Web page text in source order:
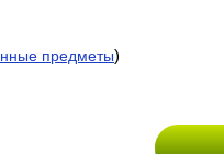
предметы)